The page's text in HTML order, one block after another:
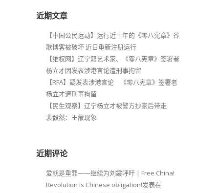
近期文章
【中国公民运动】运行近十年的《零八宪章》谷
歌博客被破坏 近日重新注册运行
【维权网】辽宁籍艺术家、《零八宪章》签署者
杨立才因发表涉港言论遭刑事拘留
【RFA】疑发表涉港言论 《零八宪章》签署者
杨立才遭刑事拘留
【民生观察】辽宁杨立才被警方抄家后带走
裴毅然：王蒙现象
近期评论
爱就是重罪——继续为刘霞呼吁 | Free China!
Revolution is Chinese obligation!发表在